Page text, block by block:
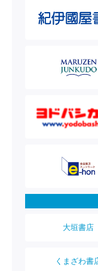
大垣書店
くまざわ書